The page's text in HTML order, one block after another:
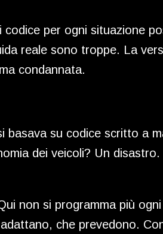
per ogni situazione
reale sono troppe. La
condannata.
basava su codice scritto a
dei veicoli? Un
non si programma più
che prevedono.